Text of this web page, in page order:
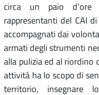
circa un paio
rappresentanti del CAI
accompagnati dai
armati degli strumenti
alla pulizia ed al riordino
attività ha lo scopo di
territorio, insegnare